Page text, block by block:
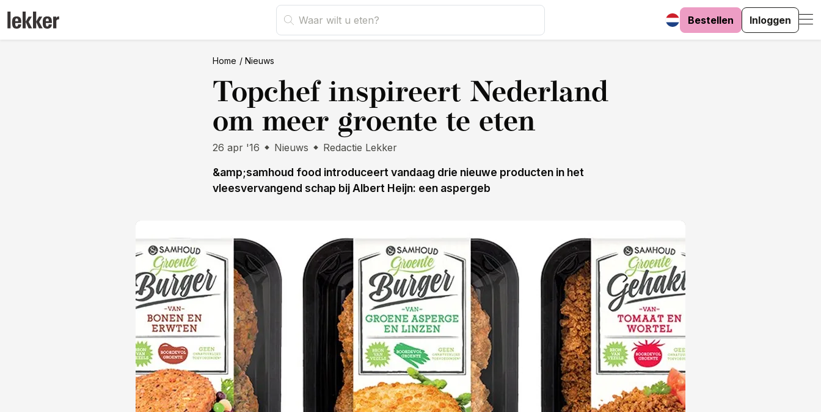
Bestellen Inloggen
Home Nieuws
Topchef inspireert Nederland
om meer groente te eten
26 apr '16 Nieuws Redactie Lekker
&amp;samhoud food introduceert vandaag drie nieuwe producten in het
vleesvervangend schap bij Albert Heijn: een aspergeb